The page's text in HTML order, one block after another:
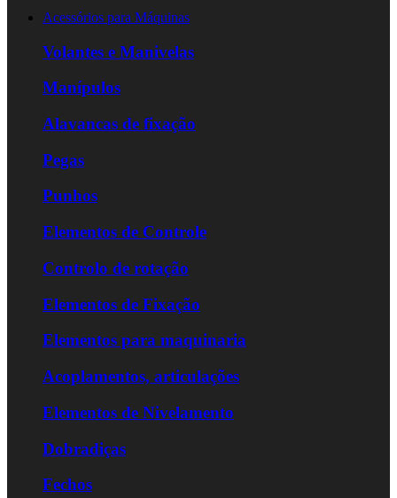
Acessórios para Máquinas
Volantes e Manivelas
Manípulos
Alavancas de fixação
Pegas
Punhos
Elementos de Controle
Controlo de rotação
Elementos de Fixação
Elementos para maquinaria
Acoplamentos, articulações
Elementos de Nivelamento
Dobradiças
Fechos